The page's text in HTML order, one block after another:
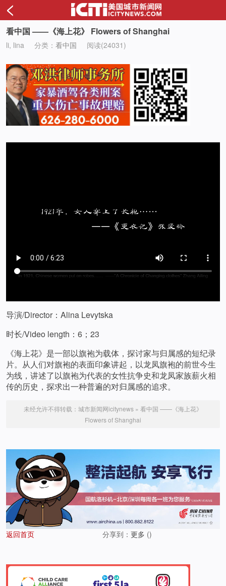
<
看中国 ——《海上花》 Flowers of Shanghai
li, lina 分类： 看中国 阅读(24031)
导演/Director：Alina Levytska
时长/Video length：6；23
《海上花》是一部以旗袍为载体，探讨家与归属感的短纪录
片。从人们对旗袍的表面印象讲起，以龙凤旗袍的前世今生
为线，讲述了以旗袍为代表的女性抗争史和龙凤家族薪火相
传的历史，探求出一种普遍的对归属感的追求。
未经允许不得转载： 城市新闻网icitynews » 看中国 ——《海上花》
Flowers of Shanghai
返回首页 分享到： 更多 ()